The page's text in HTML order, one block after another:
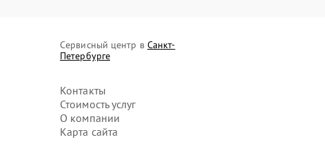
Сервисный центр в Санкт-
Петербурге
Контакты
Стоимость услуг
О компании
Карта сайта